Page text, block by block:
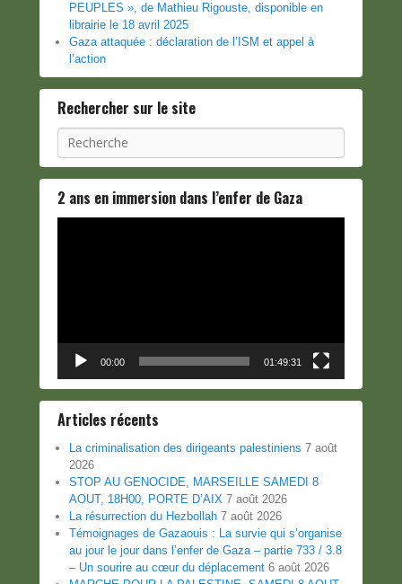
PEUPLES », de Mathieu Rigouste, disponible en
librairie le 18 avril 2025
Gaza attaquée : déclaration de l’ISM et appel à
l’action
Rechercher sur le site
Recherche
2 ans en immersion dans l’enfer de Gaza
00:00 01:49:31
Articles récents
La criminalisation des dirigeants palestiniens 7 août
2026
STOP AU GENOCIDE, MARSEILLE SAMEDI 8
AOUT, 18H00, PORTE D’AIX 7 août 2026
La résurrection du Hezbollah 7 août 2026
Témoignages de Gazaouis : La survie qui s’organise
au jour le jour dans l’enfer de Gaza – partie 733 / 3.8
– Un sourire au cœur du déplacement 6 août 2026